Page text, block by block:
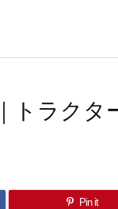
トラク
Pin it